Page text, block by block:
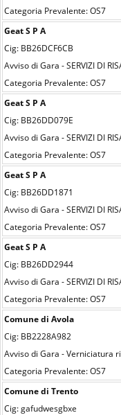
Categoria Prevalente: OS7
Geat S P A
Cig: BB26DCF6CB
Avviso di Gara - SERVIZI DI
Categoria Prevalente: OS7
Geat S P A
Cig: BB26DD079E
Avviso di Gara - SERVIZI DI
Categoria Prevalente: OS7
Geat S P A
Cig: BB26DD1871
Avviso di Gara - SERVIZI DI
Categoria Prevalente: OS7
Geat S P A
Cig: BB26DD2944
Avviso di Gara - SERVIZI DI
Categoria Prevalente: OS7
Comune di Avola
Cig: BB2228A982
Avviso di Gara - Verniciatura
Categoria Prevalente: OS7
Comune di Trento
Cig: gafudwesgbxe